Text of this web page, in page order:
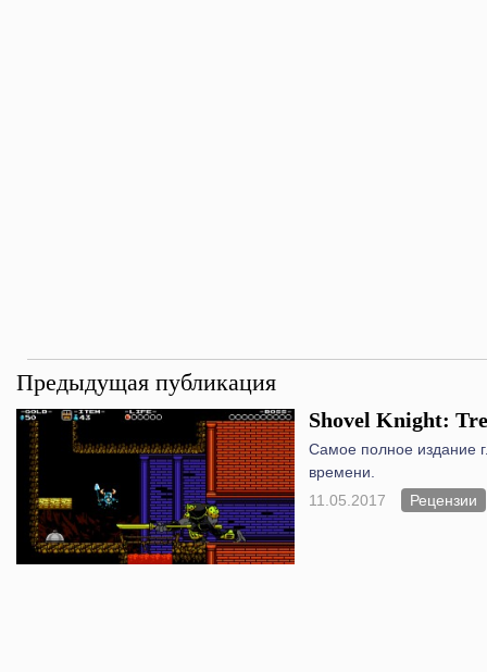
Предыдущая публикация
Shovel Knight:
Самое полное издание
времени.
11.05.2017
Рецензии